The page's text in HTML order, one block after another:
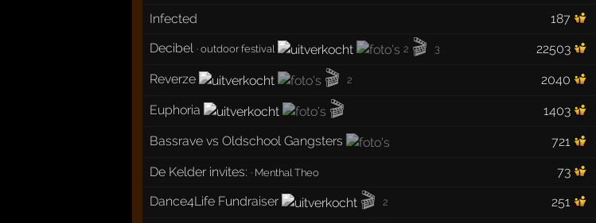
Infected
187
Decibel ·outdoor festival 2 🎬 3 22503
Reverze
🎬 2 2040
Euphoria
🎬 1403
Bassrave vs Oldschool Gangsters
721
De Kelder invites: · Menthal Theo 73
Dance4Life Fundraiser
🎬 2 251